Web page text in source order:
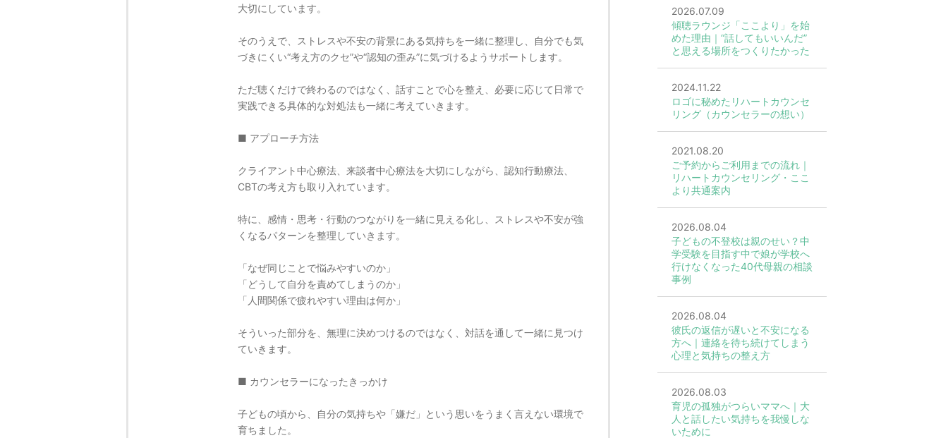
大切にしています。
そのうえで、ストレスや不安の背景にある気持ちを一緒に整理し、自分でも気
づきにくい“考え方のクセ”や“認知の歪み”に気づけるようサポートします。
ただ聴くだけで終わるのではなく、話すことで心を整え、必要に応じて日常で
実践できる具体的な対処法も一緒に考えていきます。
■ アプローチ方法
クライアント中心療法、来談者中心療法を大切にしながら、認知行動療法、
CBTの考え方も取り入れています。
特に、感情・思考・行動のつながりを一緒に見える化し、ストレスや不安が強
くなるパターンを整理していきます。
「なぜ同じことで悩みやすいのか」
「どうして自分を責めてしまうのか」
「人間関係で疲れやすい理由は何か」
そういった部分を、無理に決めつけるのではなく、対話を通して一緒に見つけ
ていきます。
■ カウンセラーになったきっかけ
子どもの頃から、自分の気持ちや「嫌だ」という思いをうまく言えない環境で
育ちました。
2026.07.09
傾聴ラウンジ「ここより」を始
めた理由｜“話してもいいんだ”
と思える場所をつくりたかった
2024.11.22
ロゴに秘めたリハートカウンセ
リング（カウンセラーの想い）
2021.08.20
ご予約からご利用までの流れ｜
リハートカウンセリング・ここ
より共通案内
2026.08.04
子どもの不登校は親のせい？中
学受験を目指す中で娘が学校へ
行けなくなった40代母親の相談
事例
2026.08.04
彼氏の返信が遅いと不安になる
方へ｜連絡を待ち続けてしまう
心理と気持ちの整え方
2026.08.03
育児の孤独がつらいママへ｜大
人と話したい気持ちを我慢しな
いために